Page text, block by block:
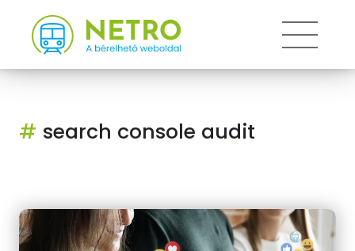
Toggle
# search console audit